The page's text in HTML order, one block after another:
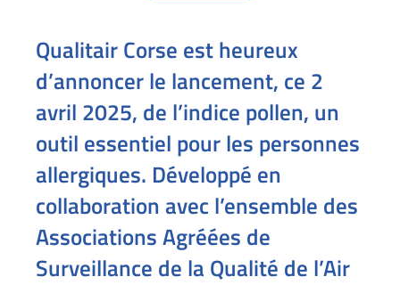
Qualitair Corse est heureux
d’annoncer le lancement, ce 2
avril 2025, de l’indice pollen, un
outil essentiel pour les personnes
allergiques. Développé en
collaboration avec l’ensemble des
Associations Agréées de
Surveillance de la Qualité de l’Air